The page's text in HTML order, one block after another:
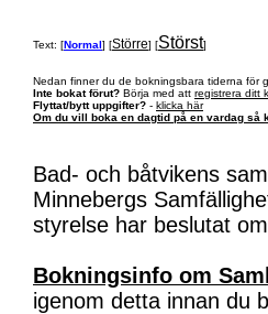
Text: [Normal] [Större] [Störst]
Nedan finner du de bokningsbara tiderna för
Inte bokat förut? Börja med att registrera ditt
Flyttat/bytt uppgifter? - klicka här
Om du vill boka en dagtid på en vardag så
Bad- och båtvikens
Minnebergs
styrelse har beslutat
Bokningsinfo om
igenom detta innan du